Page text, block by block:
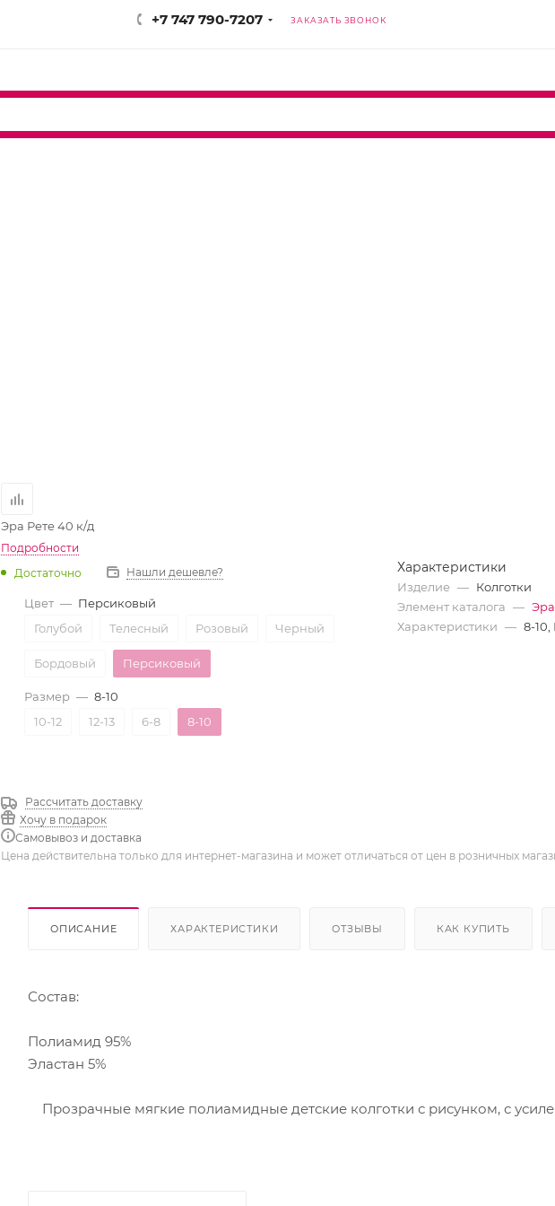
+7 747 790-7207 ЗАКАЗАТЬ ЗВОНОК
Эра Рете 40 к/д
Подробности
Достаточно
Нашли дешевле?
Цвет — Персиковый
Голубой
Телесный Розовый Черный
Бордовый Персиковый
Размер — 8-10
10-12
12-13 6-8 8-10
Рассчитать доставку
Хочу в подарок
Самовывоз и доставка
Характеристики
Изделие — Колготки
Элемент каталога —
Характеристики — 8-
Цена действительна только для интернет-магазина и может отличаться от цен в розничных
ОПИСАНИЕ ХАРАКТЕРИСТИКИ ОТЗЫВЫ КАК КУПИТЬ
Состав:
Полиамид 95%
Эластан 5%
Прозрачные мягкие полиамидные детские колготки с рисунком, с